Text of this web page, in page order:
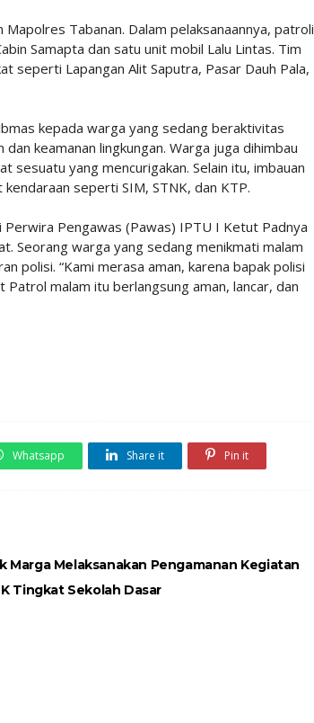
Tabanan. Dalam pelaksanaannya, patroli
Samapta dan satu unit mobil Lalu Lintas. Tim
seperti Lapangan Alit Saputra, Pasar Dauh Pala,
kepada warga yang sedang beraktivitas
keamanan lingkungan. Warga juga dihimbau
sesuatu yang mencurigakan. Selain itu, imbauan
seperti SIM, STNK, dan KTP.
Perwira Pengawas (Pawas) IPTU I Ketut Padnya
Seorang warga yang sedang menikmati malam
polisi. “Kami merasa aman, karena bapak polisi
malam itu berlangsung aman, lancar, dan
Whatsapp Share it Pin it
Marga Melaksanakan Pengamanan Kegiatan
K Tingkat Sekolah Dasar